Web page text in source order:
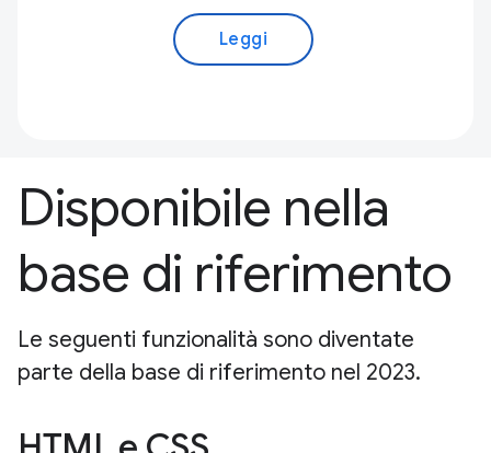
Leggi
Disponibile nella
base di riferimento
Le seguenti funzionalità sono diventate
parte della base di riferimento nel 2023.